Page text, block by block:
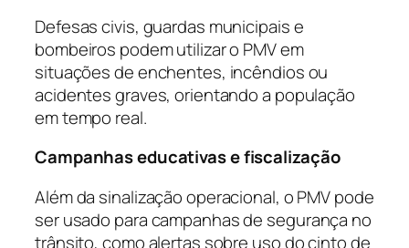
Defesas civis, guardas municipais e
bombeiros podem utilizar o PMV em
situações de enchentes, incêndios ou
acidentes graves, orientando a população
em tempo real.
Campanhas educativas e fiscalização
Além da sinalização operacional, o PMV pode
ser usado para campanhas de segurança no
trânsito, como alertas sobre uso do cinto de